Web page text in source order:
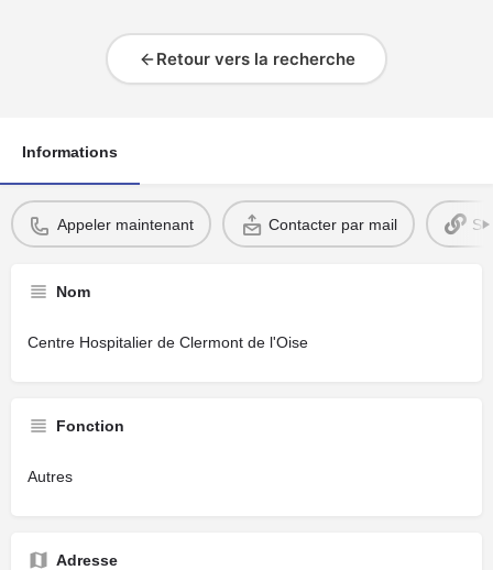
Retour vers la recherche
Informations
Appeler maintenant Contacter par mail
Nom
Centre Hospitalier de Clermont de l'Oise
Fonction
Autres
Adresse